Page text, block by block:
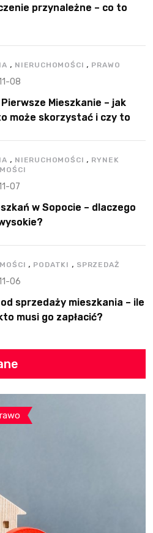
przynależne – co to
, NIERUCHOMOŚCI , PRAWO
08
Mieszkanie – jak
może skorzystać i czy to
, NIERUCHOMOŚCI , RYNEK
07
w Sopocie – dlaczego
, PODATKI , SPRZEDAŻ
06
sprzedaży mieszkania – ile
musi go zapłacić?